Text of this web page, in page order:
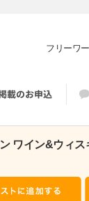
フリーワ
ワイン&ウィ